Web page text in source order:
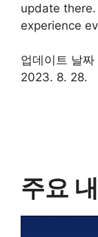
update
experience
업데이트 날짜
2023. 8. 28.
주요